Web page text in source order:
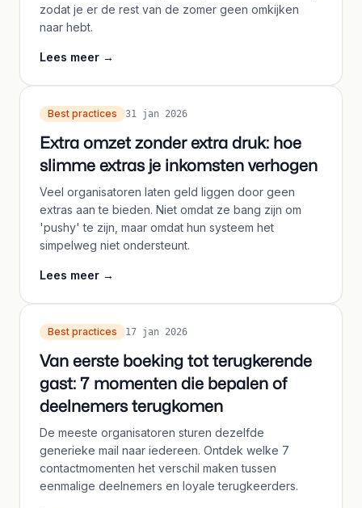
zodat je er de rest van de zomer geen omkijken
naar hebt.
Lees meer →
Best practices 31 jan 2026
Extra omzet zonder extra druk: hoe
slimme extras je inkomsten verhogen
Veel organisatoren laten geld liggen door geen
extras aan te bieden. Niet omdat ze bang zijn om
'pushy' te zijn, maar omdat hun systeem het
simpelweg niet ondersteunt.
Lees meer →
Best practices 17 jan 2026
Van eerste boeking tot terugkerende
gast: 7 momenten die bepalen of
deelnemers terugkomen
De meeste organisatoren sturen dezelfde
generieke mail naar iedereen. Ontdek welke 7
contactmomenten het verschil maken tussen
eenmalige deelnemers en loyale terugkeerders.